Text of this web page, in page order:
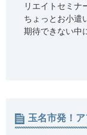
リエイトセミナ
ちょっとお小遣
期待できない中
玉名市発！